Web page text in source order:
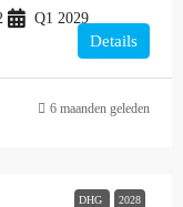
Q1 2029
Details
6 maanden geleden
DHG 2028